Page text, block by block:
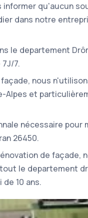
qu'aucun
dans notre
le departement
7.
nous
Alpes et
nécessaire pour
26450.
de façade,
le departement
10 ans.